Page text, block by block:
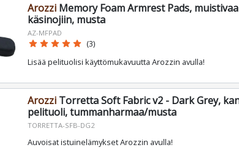
ArozziMemory Foam Armrest Pads,
käsinojiin, musta
AZ-MFPAD
star star star star star (3)
Lisää pelituolisi käyttömukavuutta Arozzin avulla!
ArozziTorretta Soft Fabric v2 - Dark Grey,
pelituoli, tummanharmaa/musta
TORRETTA-SFB-DG2
Auvoisat istuinelämykset Arozzin avulla!